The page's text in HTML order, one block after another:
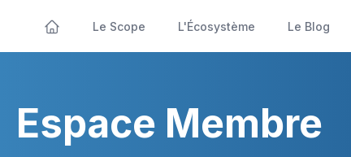
Le Scope L'Écosystème Le Blog
Espace Membre